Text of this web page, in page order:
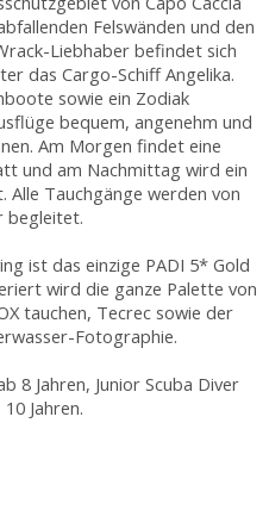
Felswänden und den
Liebhaber befindet sich
das Cargo-Schiff Angelika.
sowie ein Zodiak
bequem, angenehm und
Am Morgen findet eine
und am Nachmittag wird ein
Tauchgänge werden von
begleitet.
ist das einzige PADI 5* Gold
wird die ganze Palette von
tauchen, Tecrec sowie der
Fotographie.
8 Jahren, Junior Scuba Diver
Jahren.